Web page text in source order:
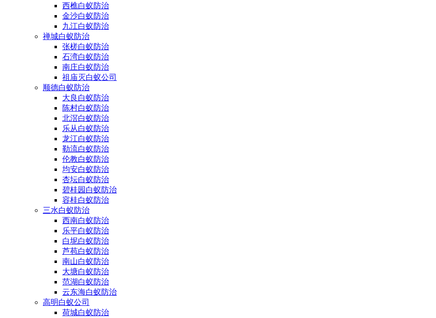
西樵白蚁防治
金沙白蚁防治
九江白蚁防治
禅城白蚁防治
张槎白蚁防治
石湾白蚁防治
南庄白蚁防治
祖庙灭白蚁公司
顺德白蚁防治
大良白蚁防治
陈村白蚁防治
北滘白蚁防治
乐从白蚁防治
龙江白蚁防治
勒流白蚁防治
伦教白蚁防治
均安白蚁防治
杏坛白蚁防治
碧桂园白蚁防治
容桂白蚁防治
三水白蚁防治
西南白蚁防治
乐平白蚁防治
白坭白蚁防治
芦苞白蚁防治
南山白蚁防治
大塘白蚁防治
范湖白蚁防治
云东海白蚁防治
高明白蚁公司
荷城白蚁防治